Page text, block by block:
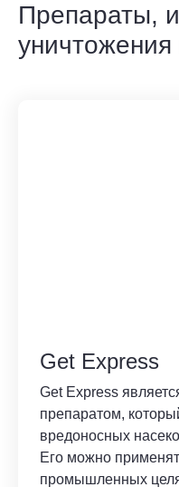
Препараты,
Get Express
Get Express
препаратом,
вредоносных
Его можно
промышленных